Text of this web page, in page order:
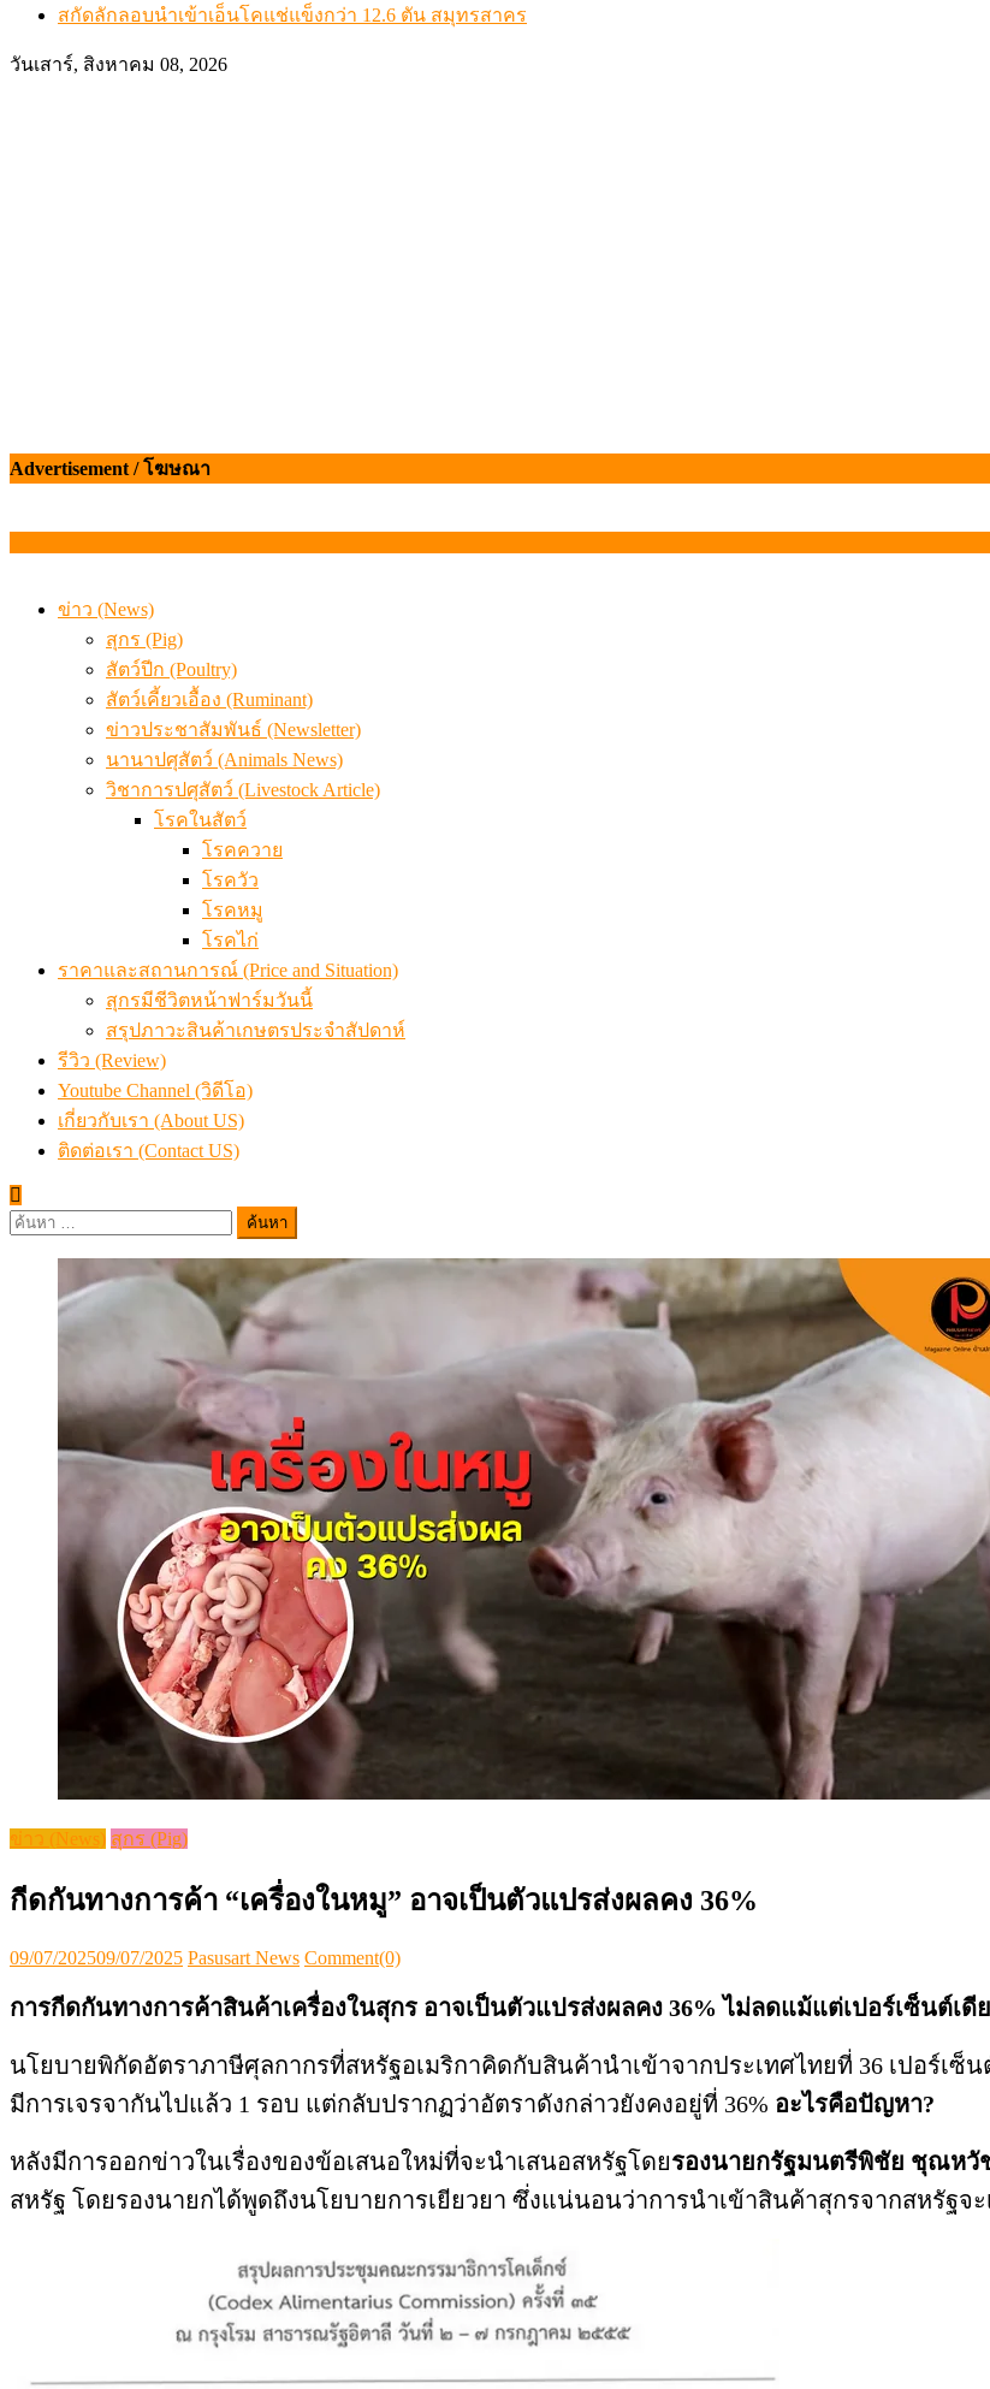
สกัดลักลอบนำเข้าเอ็นโคแช่แข็งกว่า 12.6 ตัน สมุทรสาคร
วันเสาร์, สิงหาคม 08, 2026
Advertisement / โฆษณา
ข่าว (News)
สุกร (Pig)
สัตว์ปีก (Poultry)
สัตว์เคี้ยวเอื้อง (Ruminant)
ข่าวประชาสัมพันธ์ (Newsletter)
นานาปศุสัตว์ (Animals News)
วิชาการปศุสัตว์ (Livestock Article)
โรคในสัตว์
โรคควาย
โรควัว
โรคหมู
โรคไก่
ราคาและสถานการณ์ (Price and Situation)
สุกรมีชีวิตหน้าฟาร์มวันนี้
สรุปภาวะสินค้าเกษตรประจำสัปดาห์
รีวิว (Review)
Youtube Channel (วิดีโอ)
เกี่ยวกับเรา (About US)
ติดต่อเรา (Contact US)
ค้นหา
ข่าว (News) สุกร (Pig)
กีดกันทางการค้า “เครื่องในหมู” อาจเป็นตัวแปรส่งผลคง 36%
Posted
09/07/202509/07/2025 Author
Pasusart News Comment(0)
การกีดกันทางการค้าสินค้าเครื่องในสุกร อาจเป็นตัวแปรส่งผลคง 36% ไม่ลดแม้แต่เปอร์เซ็นต์เดี
นโยบายพิกัดอัตราภาษีศุลกากรที่สหรัฐอเมริกาคิดกับสินค้านำเข้าจากประเทศไทยที่ 36 เปอร์เ
มีการเจรจากันไปแล้ว 1 รอบ แต่กลับปรากฏว่าอัตราดังกล่าวยังคงอยู่ที่ 36% อะไรคือปัญหา?
หลังมีการออกข่าวในเรื่องของข้อเสนอใหม่ที่จะนำเสนอสหรัฐโดยรองนายกรัฐมนตรีพิชัย ชุณหวั
สหรัฐ โดยรองนายกได้พูดถึงนโยบายการเยียวยา ซึ่งแน่นอนว่าการนำเข้าสินค้าสุกรจากสหรัฐจ